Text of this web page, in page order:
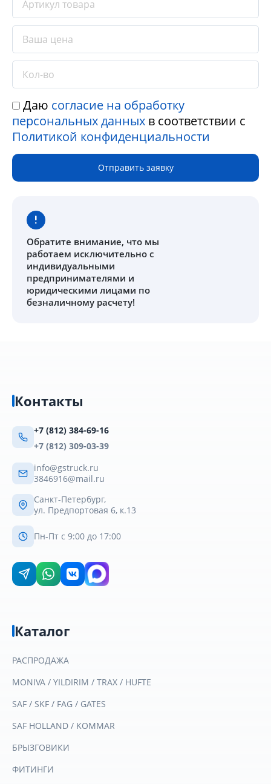
Даю согласие на обработку
персональных данных в соответствии с
Политикой конфиденциальности
Отправить заявку
Обратите внимание, что мы
работаем исключительно с
индивидуальными
предпринимателями и
юридическими лицами по
безналичному расчету!
Контакты
+7 (812) 384-69-16
+7 (812) 309-03-39
info@gstruck.ru
3846916@mail.ru
Санкт-Петербург,
ул. Предпортовая 6, к.13
Пн-Пт с 9:00 до 17:00
Каталог
РАСПРОДАЖА
MONIVA / YILDIRIM / TRAX / HUFTE
SAF / SKF / FAG / GATES
SAF HOLLAND / KOMMAR
БРЫЗГОВИКИ
ФИТИНГИ